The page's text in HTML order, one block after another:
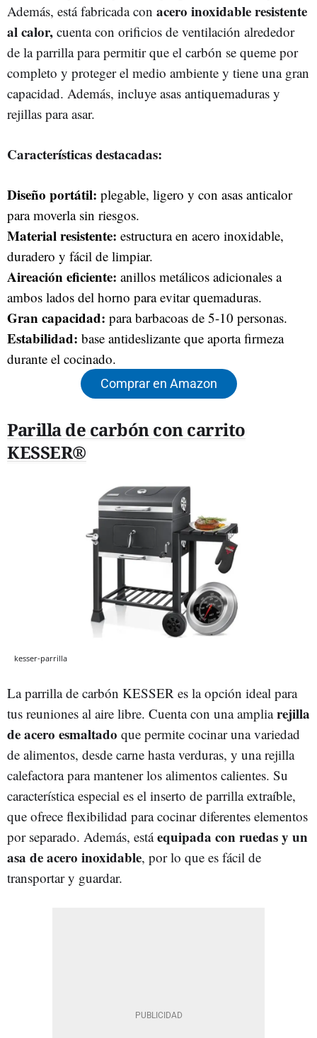
Además, está fabricada con acero inoxidable resistente
al calor, cuenta con orificios de ventilación alrededor
de la parrilla para permitir que el carbón se queme por
completo y proteger el medio ambiente y tiene una gran
capacidad. Además, incluye asas antiquemaduras y
rejillas para asar.
Características destacadas:
Diseño portátil: plegable, ligero y con asas anticalor
para moverla sin riesgos.
Material resistente: estructura en acero inoxidable,
duradero y fácil de limpiar.
Aireación eficiente: anillos metálicos adicionales a
ambos lados del horno para evitar quemaduras.
Gran capacidad: para barbacoas de 5-10 personas.
Estabilidad: base antideslizante que aporta firmeza
durante el cocinado.
Comprar en Amazon
Parilla de carbón con carrito
KESSER®
kesser-parrilla
La parrilla de carbón KESSER es la opción ideal para
tus reuniones al aire libre. Cuenta con una ampliarejilla
de acero esmaltado que permite cocinar una variedad
de alimentos, desde carne hasta verduras, y una rejilla
calefactora para mantener los alimentos calientes. Su
característica especial es el inserto de parrilla extraíble,
que ofrece flexibilidad para cocinar diferentes elementos
por separado. Además, estáequipada con ruedas y un
asa de acero inoxidable, por lo que es fácil de
transportar y guardar.